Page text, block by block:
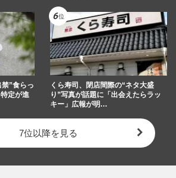
”食らっ
定が進
くら寿司、閉店間際の“ネタ大盛
り”写真が話題に「出会えたらラッ
キー」広報が明…
7位以降を見る